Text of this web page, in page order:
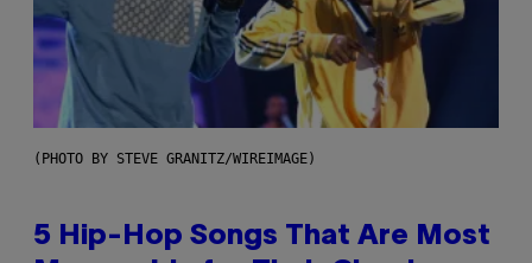
(PHOTO BY STEVE GRANITZ/WIREIMAGE)
5 Hip-Hop Songs That Are Most